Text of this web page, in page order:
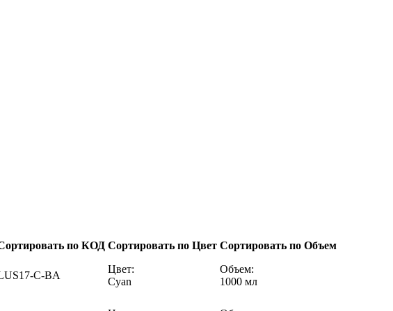
по КОД Сортировать по Цвет Сортировать по Объем
C-BA
Цвет:
Cyan
Объем:
1000 мл